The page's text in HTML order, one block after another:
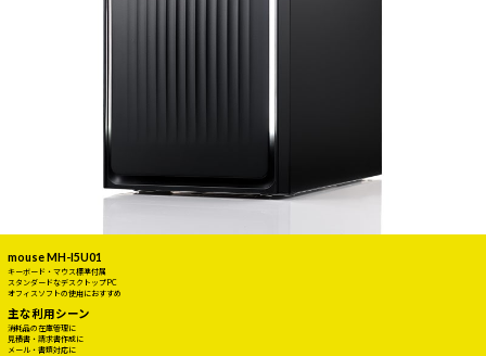
mouse MH-I5U01
キーボード・マウス標準付属
スタンダードなデスクトップPC
オフィスソフトの使用におすすめ
主な利用シーン
消耗品の在庫管理に
見積書・請求書作成に
メール・書類対応に